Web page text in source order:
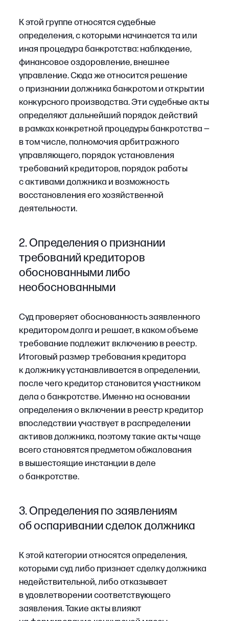
Суд проверяет обоснованность заявленного
кредитором долга и решает, в каком объеме
требование подлежит включению в реестр.
Итоговый размер требования кредитора
к должнику устанавливается в определении,
после чего кредитор становится участником
дела о банкротстве. Именно на основании
определения о включении в реестр кредитор
впоследствии участвует в распределении
активов должника, поэтому такие акты чаще
всего становятся предметом обжалования
в вышестоящие инстанции в деле
о банкротстве.
3. Определения по заявлениям
об оспаривании сделок должника
К этой категории относятся определения,
в удовлетворении соответствующего
заявления. Такие акты влияют
на формирование конкурсной массы
и определяют, какие активы могут быть
возвращены в распоряжение должника для
4. Определения о привлечении
контролирующих лиц
к субсидиарной ответственности
Суд устанавливает основания и размер
ответственности руководителей, участников
или иных лиц, контролировавших должника
(например, бенефициаров), чьи действия или
бездействие привели к банкротству. В случае
удовлетворения заявления контролирующее
лицо несет ответственность по непогашенным
требованиям кредиторов должника. Судебные
акты о привлечении к субсидиарной
ответственности затрагивают личное
имущество таких лиц: на их счета и активы
5. Определения по разногласиям,
К этой группе относятся акты об утверждении
положения об условиях и порядке реализации
имущества должника, рассмотрении жалоб
на действия управляющего, об очередности
удовлетворения требований кредиторов